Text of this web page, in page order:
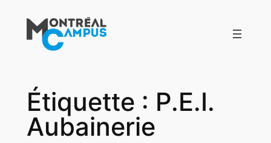
contenu
Étiquette : P.E.I.
Aubainerie